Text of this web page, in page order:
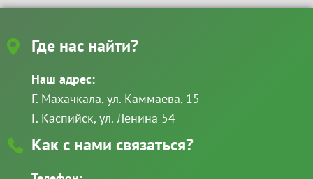
Где нас найти?
Наш адрес:
Г. Махачкала, ул. Каммаева, 15
Г. Каспийск, ул. Ленина 54
Как с нами связаться?